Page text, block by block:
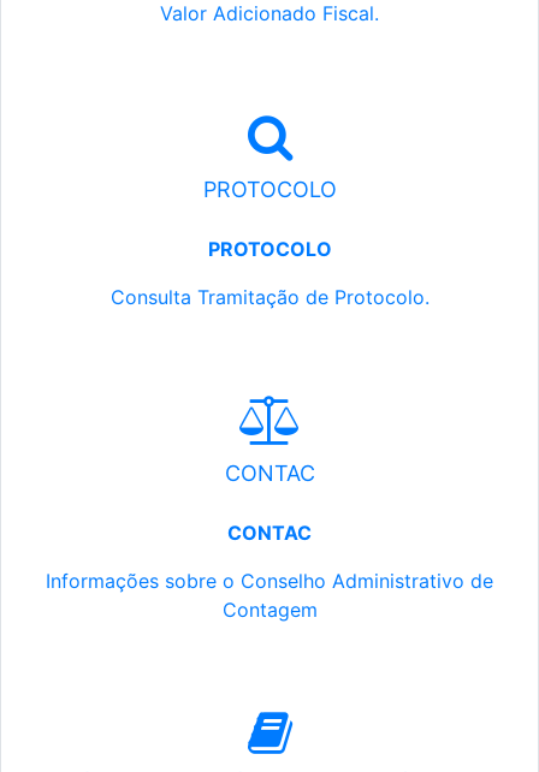
Valor Adicionado Fiscal.
PROTOCOLO
PROTOCOLO
Consulta Tramitação de Protocolo.
CONTAC
CONTAC
Informações sobre o Conselho Administrativo de
Contagem